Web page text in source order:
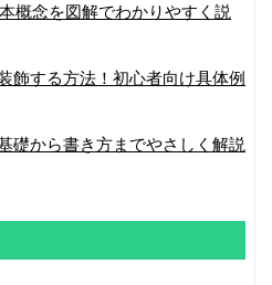
概念を図解でわかりやすく説
飾する方法！初心者向け具体例
礎から書き方までやさしく解説